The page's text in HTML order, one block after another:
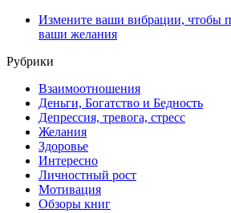
Измените ваши вибрации, чтобы
ваши желания
Рубрики
Взаимоотношения
Деньги, Богатство и Бедность
Депрессия, тревога, стресс
Желания
Здоровье
Интересно
Личностный рост
Мотивация
Обзоры книг